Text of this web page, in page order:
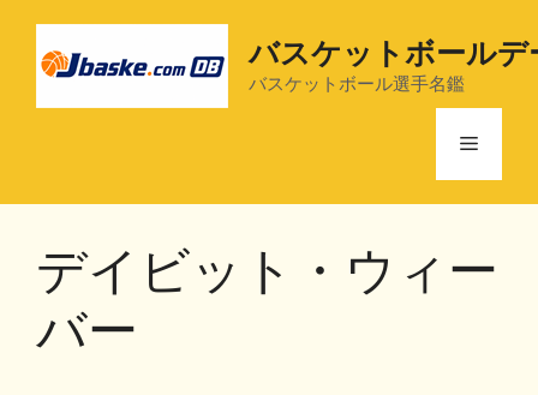
バスケットボールデ
バスケットボール選手名鑑
メ
デイビット・ウィー
バー